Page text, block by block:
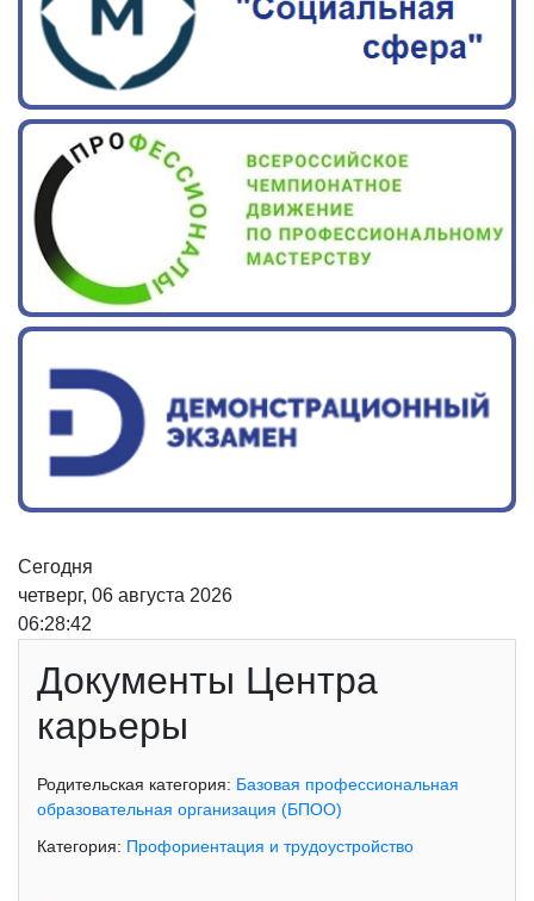
Сегодня
четверг, 06 августа 2026
06:28:42
Документы Центра
карьеры
Родительская категория: Базовая профессиональная
образовательная организация (БПОО)
Категория: Профориентация и трудоустройство